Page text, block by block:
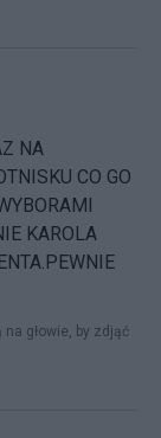
NA
CO GO
KAROLA
głowie, by zdjąć